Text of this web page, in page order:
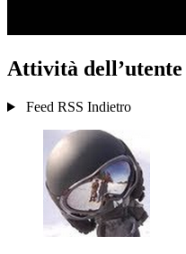
Attività dell’utente
Feed RSS Indietro